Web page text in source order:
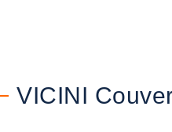
VICINI